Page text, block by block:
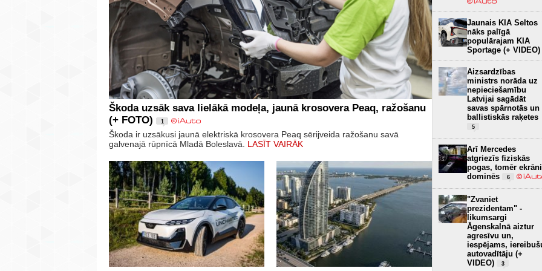
Škoda uzsāk sava lielākā modeļa, jaunā krosovera Peaq, ražošanu
(+ FOTO)
1
Škoda ir uzsākusi jaunā elektriskā krosovera Peaq sērijveida ražošanu savā
galvenajā rūpnīcā Mladā Boleslavā. LASĪT VAIRĀK
Jaunais KIA Seltos
nāks palīgā
populārajam KIA
Sportage (+ VIDEO)
Aizsardzības
ministrs norāda uz
nepieciešamību
Latvijai sagādāt
savas spārnotās un
ballistiskās raķetes
5
Arī Mercedes
atgriezīs fiziskās
pogas, tomēr ekrāni
dominēs
6
"Zvaniet
prezidentam" -
likumsargi
Āgenskalnā aiztur
agresīvu un,
iespējams,
autovadītāju (+
VIDEO)
3